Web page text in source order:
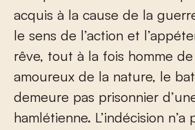
acquis à la cause de la
le sens de l’action et
rêve, tout à la fois homme
amoureux de la nature, le
demeure pas prisonnier
hamlétienne. L’indécision